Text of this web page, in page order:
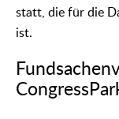
statt, die für die
ist.